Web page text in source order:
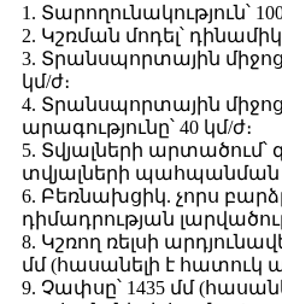
1. Տարողունակություն՝
2. Կշռման մոդել՝
3. Տրանսպորտային
կմ/ժ։
4. Տրանսպորտային
արագությունը՝ 40 կմ/ժ։
5. Տվյալների
տվյալների
6. Բեռնախցիկ. չորս
դիմադրության
8. Կշռող ռելսի
մմ (հասանելի է
9. Չափսը՝ 1435 մմ